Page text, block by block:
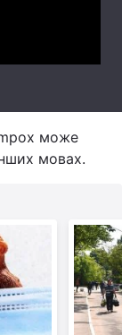
mpox може
мовах.